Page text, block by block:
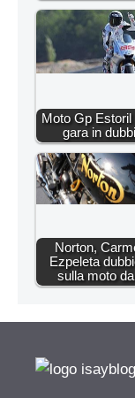
Moto Gp Estoril
gara in
Norton,
Ezpeleta
sulla moto